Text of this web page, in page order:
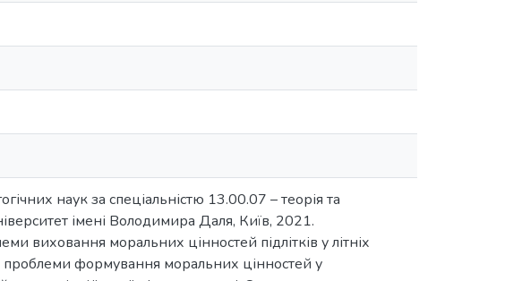
наук за спеціальністю 13.00.07 – теорія та
імені Володимира Даля, Київ, 2021.
виховання моральних цінностей підлітків у літніх
проблеми формування моральних цінностей у